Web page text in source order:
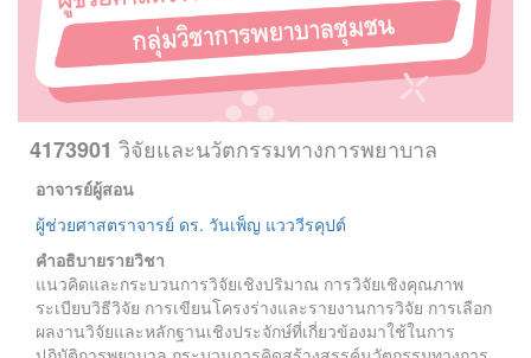
4173901 วิจัยและนวัตกรรมทางการพยาบาล
อาจารย์ผู้สอน
ผู้ช่วยศาสตราจารย์ ดร. วันเพ็ญ แวววีรคุปต์
คำอธิบายรายวิชา
แนวคิดและกระบวนการวิจัยเชิงปริมาณ การวิจัยเชิงคุณภาพ
ระเบียบวิธีวิจัย การเขียนโครงร่างและรายงานการวิจัย การเลือก
ผลงานวิจัยและหลักฐานเชิงประจักษ์ที่เกี่ยวข้องมาใช้ในการ